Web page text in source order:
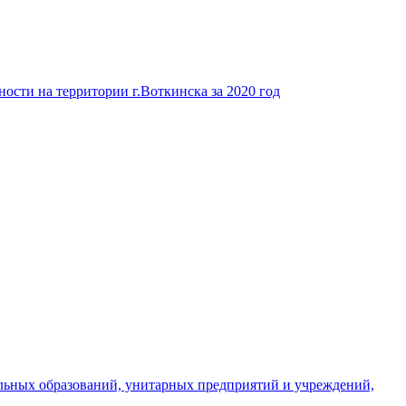
на территории г.Воткинска за 2020 год
образований, унитарных предприятий и учреждений,